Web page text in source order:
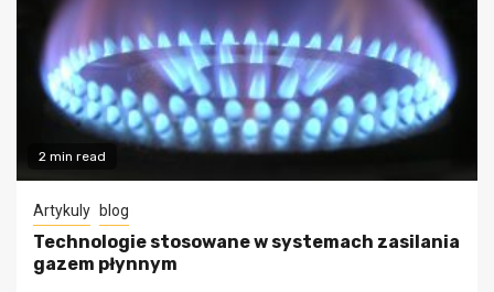
2 min read
Artykuly blog
Technologie stosowane w systemach zasilania
gazem płynnym